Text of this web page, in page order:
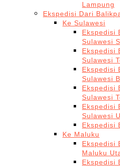
Lampung
Ekspedisi Dari
Ke Sulawesi
Ekspedisi
Sulawesi
Ekspedisi
Sulawesi
Ekspedisi
Sulawesi
Ekspedisi
Sulawesi
Ekspedisi
Sulawesi
Ekspedisi
Ke Maluku
Ekspedisi
Maluku
Ekspedisi